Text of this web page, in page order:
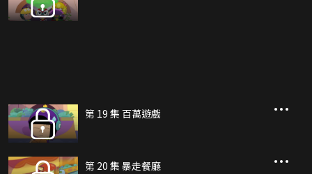
第 19 集 百萬遊戲
第 20 集 暴走餐廳